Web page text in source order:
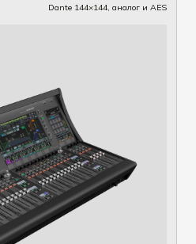
Dante 144×144, аналог и AES